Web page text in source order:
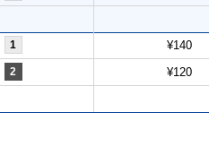
1 ¥140
2 ¥120